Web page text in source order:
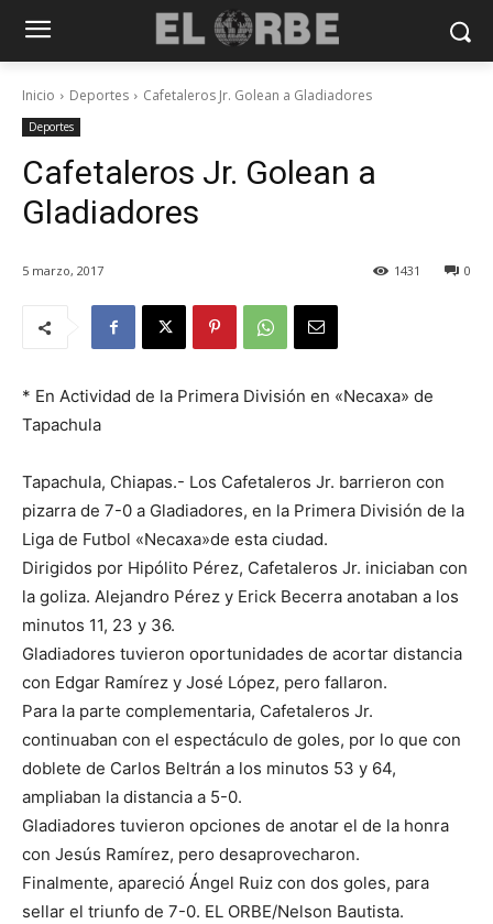
Inicio Deportes Cafetaleros Jr. Golean a Gladiadores
Deportes
Cafetaleros Jr. Golean a
Gladiadores
5 marzo, 2017 0
1431
* En Actividad de la Primera División en «Necaxa» de
Tapachula
Tapachula, Chiapas.- Los Cafetaleros Jr. barrieron con
pizarra de 7-0 a Gladiadores, en la Primera División de la
Liga de Futbol «Necaxa»de esta ciudad.
Dirigidos por Hipólito Pérez, Cafetaleros Jr. iniciaban con
la goliza. Alejandro Pérez y Erick Becerra anotaban a los
minutos 11, 23 y 36.
Gladiadores tuvieron oportunidades de acortar distancia
con Edgar Ramírez y José López, pero fallaron.
Para la parte complementaria, Cafetaleros Jr.
continuaban con el espectáculo de goles, por lo que con
doblete de Carlos Beltrán a los minutos 53 y 64,
ampliaban la distancia a 5-0.
Gladiadores tuvieron opciones de anotar el de la honra
con Jesús Ramírez, pero desaprovecharon.
Finalmente, apareció Ángel Ruiz con dos goles, para
sellar el triunfo de 7-0. EL ORBE/Nelson Bautista.